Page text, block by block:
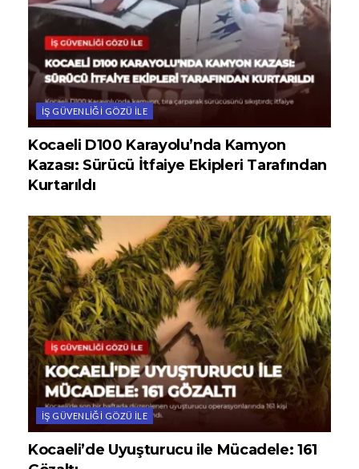
İŞ GÜVENLIĞI GÖZÜ ILE
Kocaeli D100 Karayolu’nda Kamyon
Kazası: Sürücü İtfaiye Ekipleri Tarafından
Kurtarıldı
İŞ GÜVENLIĞI GÖZÜ ILE
Kocaeli’de Uyuşturucu ile Mücadele: 161